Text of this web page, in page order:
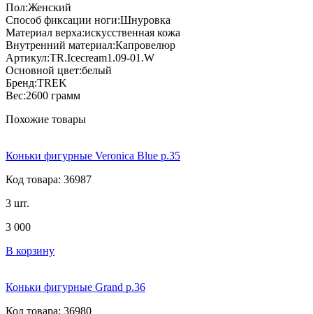
Пол:Женский
Способ фиксации ноги:Шнуровка
Материал верха:искусственная кожа
Внутренний материал:Капровелюр
Артикул:TR.Icecream1.09-01.W
Основной цвет:белый
Бренд:TREK
Вес:2600 грамм
Похожие товары
Коньки фигурные Veronica Blue р.35
Код товара: 36987
3 шт.
3 000
В корзину
Коньки фигурные Grand р.36
Код товара: 36980